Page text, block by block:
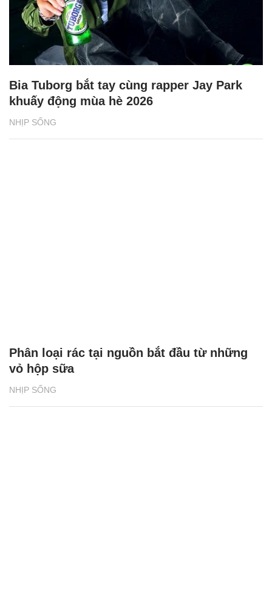
NHỊP SỐNG
Bia Tuborg bắt tay cùng rapper Jay Park
khuấy động mùa hè 2026
NHỊP SỐNG
Phân loại rác tại nguồn bắt đầu từ những
vỏ hộp sữa